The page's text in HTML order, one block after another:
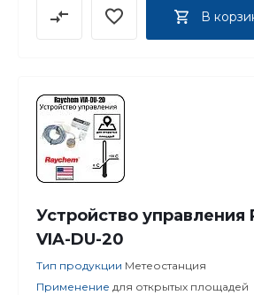
В
Устройство управления
VIA-DU-20
Тип продукции Метеостанция
Применение для открытых площадей